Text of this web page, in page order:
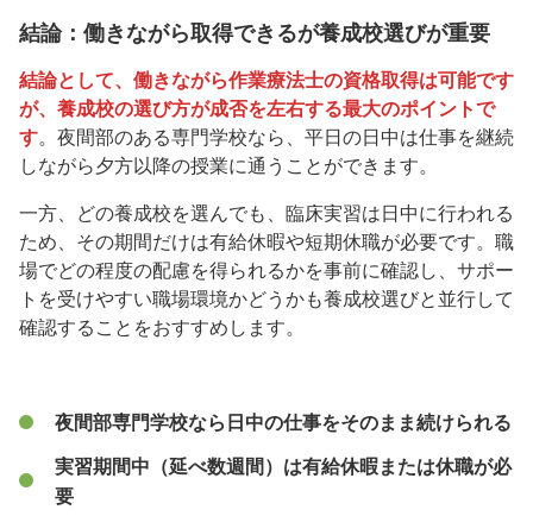
結論：働きながら取得できるが養成校選びが重要
結論として、働きながら作業療法士の資格取得は可能です
が、養成校の選び方が成否を左右する最大のポイントで
す。夜間部のある専門学校なら、平日の日中は仕事を継続
しながら夕方以降の授業に通うことができます。
一方、どの養成校を選んでも、臨床実習は日中に行われる
ため、その期間だけは有給休暇や短期休職が必要です。職
場でどの程度の配慮を得られるかを事前に確認し、サポー
トを受けやすい職場環境かどうかも養成校選びと並行して
確認することをおすすめします。
夜間部専門学校なら日中の仕事をそのまま続けられる
実習期間中（延べ数週間）は有給休暇または休職が必
要